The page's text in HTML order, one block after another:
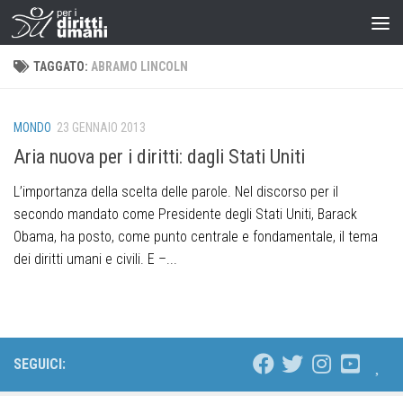
TAGGATO: ABRAMO LINCOLN
MONDO 23 GENNAIO 2013
Aria nuova per i diritti: dagli Stati Uniti
L’importanza della scelta delle parole. Nel discorso per il
secondo mandato come Presidente degli Stati Uniti, Barack
Obama, ha posto, come punto centrale e fondamentale, il tema
dei diritti umani e civili. E –...
SEGUICI: